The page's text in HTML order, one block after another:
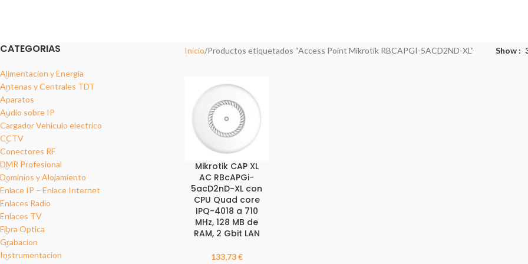
CATEGORIAS
Alimentacion y Energia
Antenas y Centrales TDT
Aparatos
Audio sobre IP
Cargador Vehiculo electrico
CCTV
Conectores RF
DMR Profesional
Dominios y Alojamiento
Enlace IP – Enlace Internet
Enlaces Radio
Enlaces TV
Fibra Optica
Grabacion
Instrumentacion
Inicio Productos etiquetados “Access Point Mikrotik RBCAPGI-5ACD2ND-XL” Show
Mikrotik CAP XL
AC RBcAPGi-
5acD2nD-XL con
CPU Quad core
IPQ-4018 a 710
MHz, 128 MB de
RAM, 2 Gbit LAN
133,73€